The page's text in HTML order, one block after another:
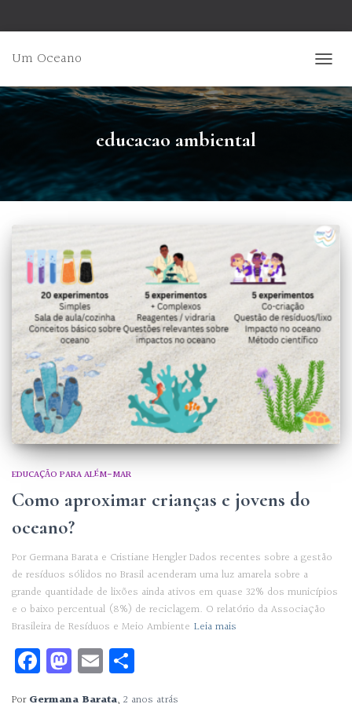
Um Oceano
educacao ambiental
EDUCAÇÃO PARA ALÉM-MAR
Como aproximar crianças e jovens do
oceano?
Por Germana Barata e Cristiane Hengler Dados recentes sobre a gestão
de resíduos sólidos no Brasil acenderam uma luz amarela sobre a
grande quantidade de lixões ainda ativos em quase 32% dos municípios
e o baixo percentual (8%) de reciclagem. O relatório da Associação
Brasileira de Resíduos e Meio Ambiente Leia mais
Facebook
Mastodon
Email
PorGermana Barata, 2 anos atrás